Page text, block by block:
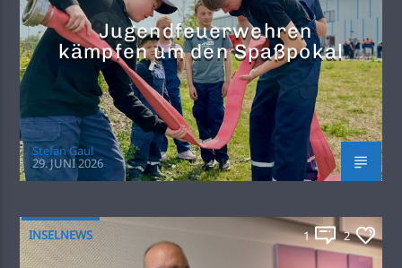
Jugendfeuerwehren
kämpfen um den Spaßpokal
Stefan Gaul
29. JUNI 2026
INSELNEWS 1 2